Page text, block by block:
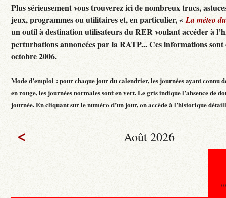
Plus sérieusement vous trouverez ici de nombreux trucs,
jeux, programmes ou utilitaires et, en particulier, «La méteo
un outil à destination utilisateurs du RER voulant accéder à
perturbations annoncées par la RATP... Ces informations sont
octobre 2006.
Mode d’emploi : pour chaque jour du calendrier, les journées ayant connu
en rouge, les journées normales sont en vert. Le gris indique l’absence de
journée. En cliquant sur le numéro d’un jour, on accède à l’historique
< Août 2026